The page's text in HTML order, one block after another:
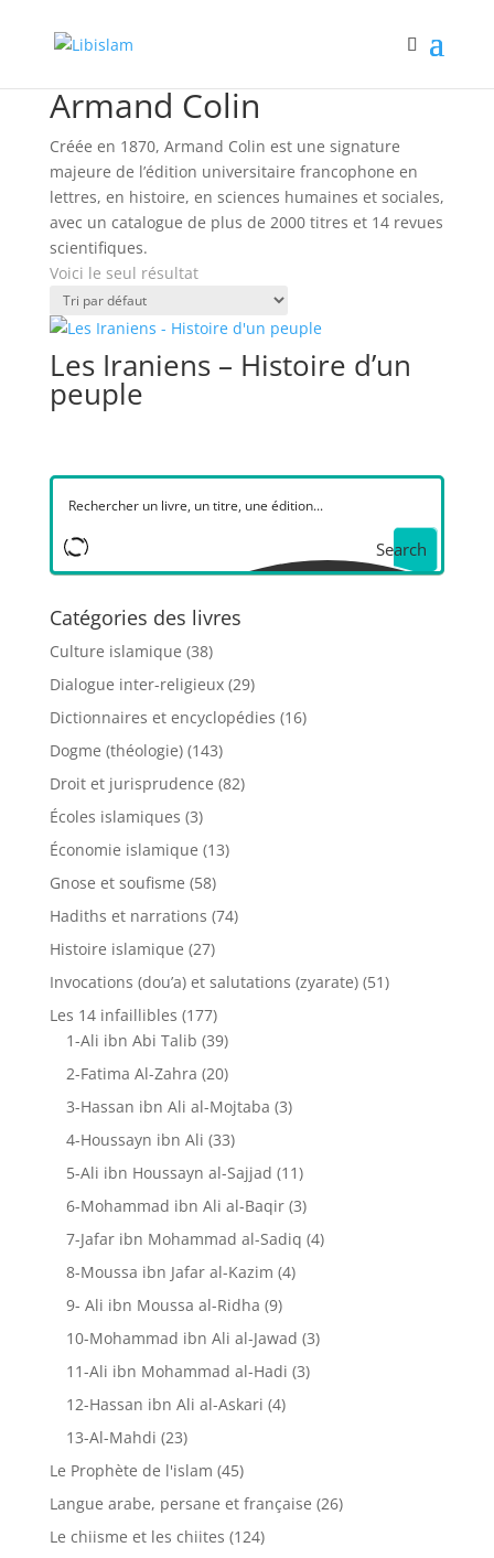
Armand Colin
Créée en 1870, Armand Colin est une signature
majeure de l’édition universitaire francophone en
lettres, en histoire, en sciences humaines et sociales,
avec un catalogue de plus de 2000 titres et 14 revues
scientifiques.
Voici le seul résultat
Les Iraniens – Histoire d’un
peuple
Search
Catégories des livres
Culture islamique (38)
Dialogue inter-religieux (29)
Dictionnaires et encyclopédies (16)
Dogme (théologie) (143)
Droit et jurisprudence (82)
Écoles islamiques (3)
Économie islamique (13)
Gnose et soufisme (58)
Hadiths et narrations (74)
Histoire islamique (27)
Invocations (dou’a) et salutations (zyarate) (51)
Les 14 infaillibles (177)
1-Ali ibn Abi Talib (39)
2-Fatima Al-Zahra (20)
3-Hassan ibn Ali al-Mojtaba (3)
4-Houssayn ibn Ali (33)
5-Ali ibn Houssayn al-Sajjad (11)
6-Mohammad ibn Ali al-Baqir (3)
7-Jafar ibn Mohammad al-Sadiq (4)
8-Moussa ibn Jafar al-Kazim (4)
9- Ali ibn Moussa al-Ridha (9)
10-Mohammad ibn Ali al-Jawad (3)
11-Ali ibn Mohammad al-Hadi (3)
12-Hassan ibn Ali al-Askari (4)
13-Al-Mahdi (23)
Le Prophète de l'islam (45)
Langue arabe, persane et française (26)
Le chiisme et les chiites (124)